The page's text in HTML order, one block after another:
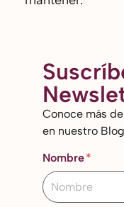
Conoce más
en nuestro
Nombre